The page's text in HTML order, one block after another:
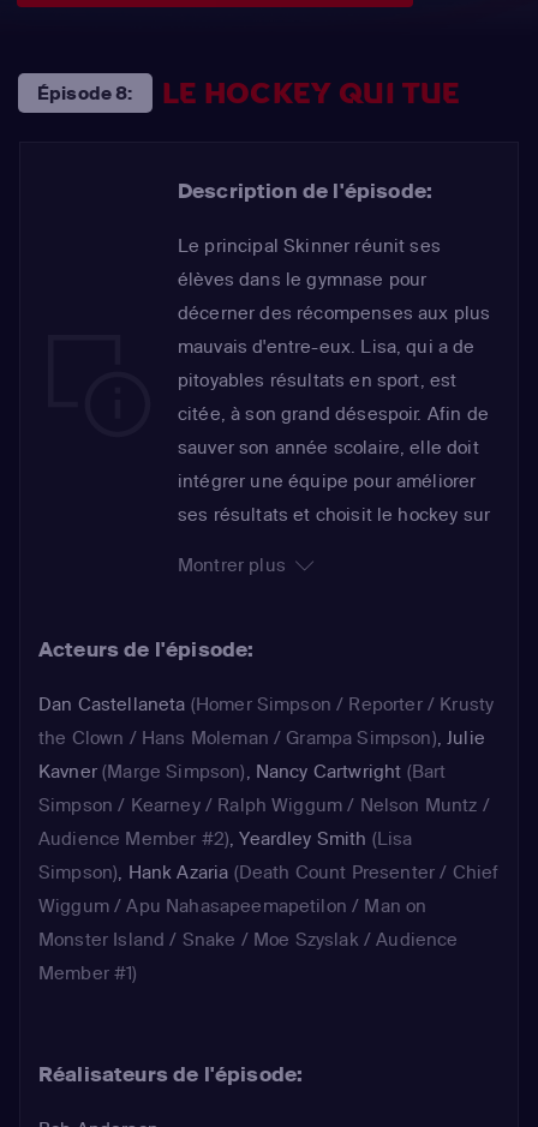
Épisode 8: LE HOCKEY QUI TUE
Description de l'épisode:
Le principal Skinner réunit ses
élèves dans le gymnase pour
décerner des récompenses aux plus
mauvais d'entre-eux. Lisa, qui a de
pitoyables résultats en sport, est
citée, à son grand désespoir. Afin de
sauver son année scolaire, elle doit
intégrer une équipe pour améliorer
ses résultats et choisit le hockey sur
réflexes, elle intègre son équipe au
brillante. Elle devient dès lors la
attaquant dans une équipe adverse.
Son frère se montre très jaloux
lorsqu'il voit qu'Homer s'occupe
soudainement beaucoup d'elle...
Montrer plus
Acteurs de l'épisode:
Dan Castellaneta (Homer Simpson / Reporter / Krusty
the Clown / Hans Moleman / Grampa Simpson),Julie
Kavner(Marge Simpson), Nancy Cartwright (Bart
Simpson / Kearney / Ralph Wiggum / Nelson Muntz /
Audience Member #2),Yeardley Smith (Lisa
Simpson), Hank Azaria (Death Count Presenter / Chief
Wiggum / Apu Nahasapeemapetilon / Man on
Monster Island / Snake / Moe Szyslak / Audience
Member #1)
Réalisateurs de l'épisode: